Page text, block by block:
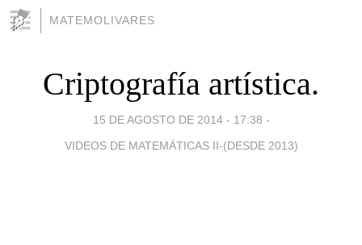
MATEMOLIVARES
Criptografía artística.
15 DE AGOSTO DE 2014 - 17:38 -
VIDEOS DE MATEMÁTICAS II-(DESDE 2013)